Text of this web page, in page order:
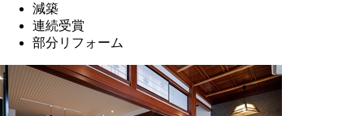
減築
連続受賞
部分リフォーム